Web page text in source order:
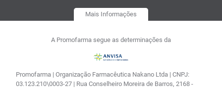
Mais Informações
A Promofarma segue as determinações da
Promofarma | Organização Farmacêutica Nakano Ltda | CNPJ:
03.123.210\0003-27 | Rua Conselheiro Moreira de Barros, 2168 -